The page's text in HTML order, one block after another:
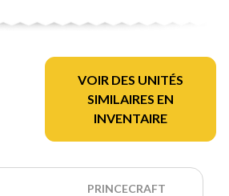
VOIR DES UNITÉS
SIMILAIRES EN
INVENTAIRE
PRINCECRAFT